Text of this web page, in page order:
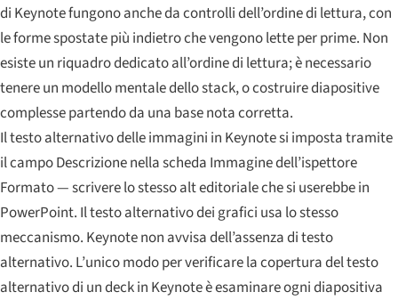
di Keynote fungono anche da controlli dell’ordine di lettura, con
le forme spostate più indietro che vengono lette per prime. Non
esiste un riquadro dedicato all’ordine di lettura; è necessario
tenere un modello mentale dello stack, o costruire diapositive
complesse partendo da una base nota corretta.
Il testo alternativo delle immagini in Keynote si imposta tramite
il campo Descrizione nella scheda Immagine dell’ispettore
Formato — scrivere lo stesso alt editoriale che si userebbe in
PowerPoint. Il testo alternativo dei grafici usa lo stesso
meccanismo. Keynote non avvisa dell’assenza di testo
alternativo. L’unico modo per verificare la copertura del testo
alternativo di un deck in Keynote è esaminare ogni diapositiva